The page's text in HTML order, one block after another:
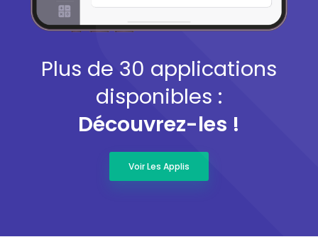
Plus de 30 applications
disponibles :
Découvrez-les !
Voir Les Applis